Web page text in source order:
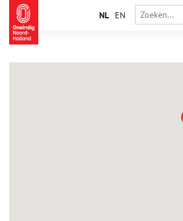
NL EN
Spaarndam gem.